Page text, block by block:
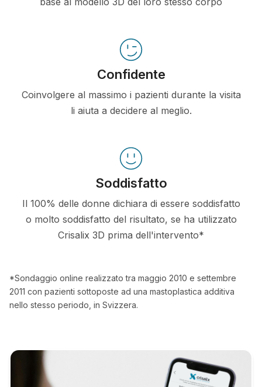
Confidente
Coinvolgere al massimo i pazienti durante la visita
li aiuta a decidere al meglio.
Soddisfatto
Il 100% delle donne dichiara di essere soddisfatto
o molto soddisfatto del risultato, se ha utilizzato
Crisalix 3D prima dell'intervento*
*Sondaggio online realizzato tra maggio 2010 e settembre
2011 con pazienti sottoposte ad una mastoplastica additiva
nello stesso periodo, in Svizzera.